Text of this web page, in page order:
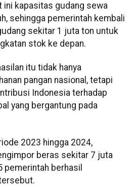
ini kapasitas gudang sewa
sehingga pemerintah kembali
sekitar 1 juta ton untuk
stok ke depan.
itu tidak hanya
pangan nasional, tetapi
Indonesia terhadap
yang bergantung pada
2023 hingga 2024,
beras sekitar 7 juta
pemerintah berhasil